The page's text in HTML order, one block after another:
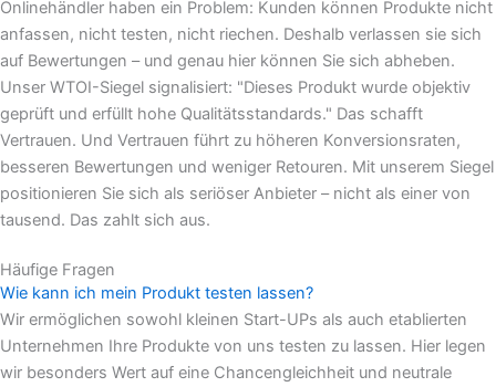
Onlinehändler haben ein Problem: Kunden können Produkte nicht
anfassen, nicht testen, nicht riechen. Deshalb verlassen sie sich
auf Bewertungen – und genau hier können Sie sich abheben.
Unser WTOI-Siegel signalisiert: "Dieses Produkt wurde objektiv
geprüft und erfüllt hohe Qualitätsstandards." Das schafft
Vertrauen. Und Vertrauen führt zu höheren Konversionsraten,
besseren Bewertungen und weniger Retouren. Mit unserem Siegel
positionieren Sie sich als seriöser Anbieter – nicht als einer von
tausend. Das zahlt sich aus.
Häufige Fragen
Wie kann ich mein Produkt testen lassen?
Wir ermöglichen sowohl kleinen Start-UPs als auch etablierten
Unternehmen Ihre Produkte von uns testen zu lassen. Hier legen
wir besonders Wert auf eine Chancengleichheit und neutrale